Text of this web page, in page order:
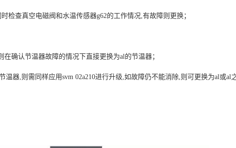
检查真空电磁阀和水温传感器g62的工作情况,有故障则更换；
在确认节温器故障的情况下直接更换为al的节温器；
温器,则需同样应用svm 02a210进行升级,如故障仍不能消除,则可更换为al或al